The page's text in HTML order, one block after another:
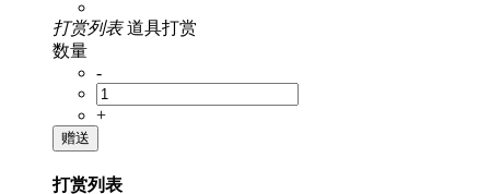
打赏列表 道具打赏
数量
-
+
赠送
打赏列表